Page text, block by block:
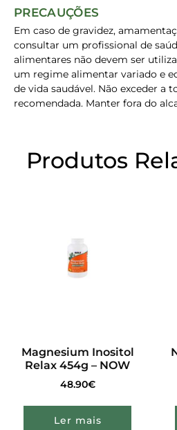
PRECAUÇÕES
Em caso de gravidez,
consultar um profissional de
alimentares não devem ser
um regime alimentar variado e
de vida saudável. Não exceder a
recomendada. Manter fora do
Produtos
Magnesium Inositol
Relax 454g – NOW
48.90€
Ler mais